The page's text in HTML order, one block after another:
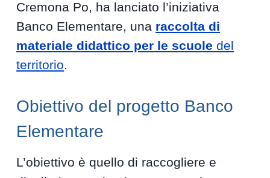
Cremona Po, ha lanciato l’iniziativa
Banco Elementare, una raccolta di
materiale didattico per le scuole del
territorio.
Obiettivo del progetto Banco
Elementare
L’obiettivo è quello di raccogliere e